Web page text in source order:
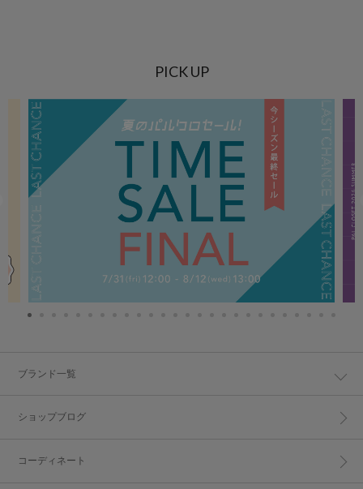
PICK UP
ブランド一覧
ショップブログ
コーディネート